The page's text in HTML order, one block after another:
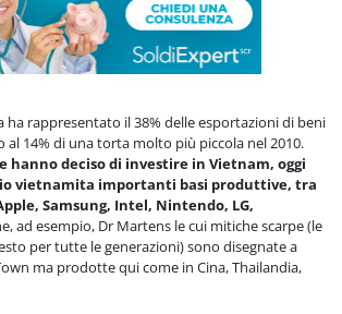
ha rappresentato il 38% delle esportazioni di beni
al 14% di una torta molto più piccola nel 2010.
hanno deciso di investire in Vietnam, oggi
vietnamita importanti basi produttive, tra
Samsung, Intel, Nintendo, LG,
ad esempio, Dr Martens le cui mitiche scarpe (le
per tutte le generazioni) sono disegnate a
ma prodotte qui come in Cina, Thailandia,